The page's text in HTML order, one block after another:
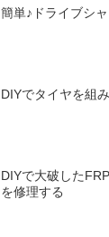
簡単♪ドライブシ
DIYでタイヤを組
DIYで大破した
を修理する